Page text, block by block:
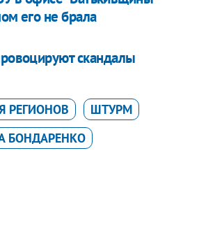
его не брала
скандалы
РЕГИОНОВ
ШТУРМ
БОНДАРЕНКО